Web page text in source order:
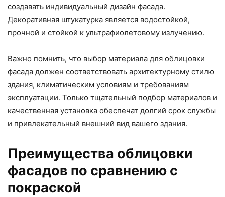
создавать индивидуальный дизайн фасада.
Декоративная штукатурка является водостойкой,
прочной и стойкой к ультрафиолетовому излучению.
Важно помнить, что выбор материала для облицовки
фасада должен соответствовать архитектурному стилю
здания, климатическим условиям и требованиям
эксплуатации. Только тщательный подбор материалов и
качественная установка обеспечат долгий срок службы
и привлекательный внешний вид вашего здания.
Преимущества облицовки
фасадов по сравнению с
покраской